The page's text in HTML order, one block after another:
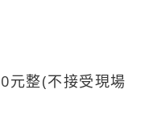
元整(不接受現場